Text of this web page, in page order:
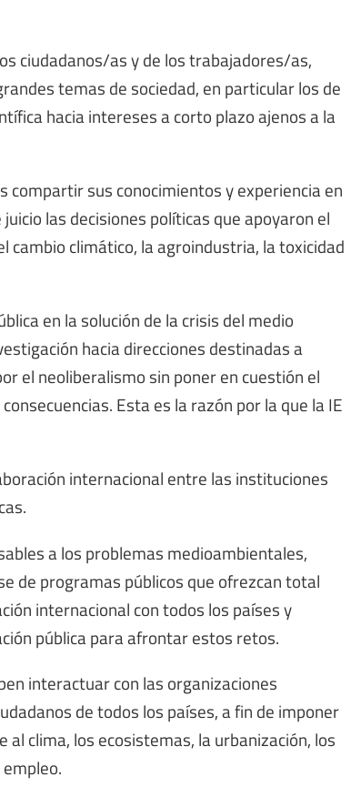
ciudadanos/as y de los trabajadores/as,
temas de sociedad, en particular los de
hacia intereses a corto plazo ajenos a la
compartir sus conocimientos y experiencia en
las decisiones políticas que apoyaron el
cambio climático, la agroindustria, la toxicidad
en la solución de la crisis del medio
hacia direcciones destinadas a
el neoliberalismo sin poner en cuestión el
Esta es la razón por la que la IE
internacional entre las instituciones
a los problemas medioambientales,
de programas públicos que ofrezcan total
internacional con todos los países y
pública para afrontar estos retos.
interactuar con las organizaciones
de todos los países, a fin de imponer
clima, los ecosistemas, la urbanización, los